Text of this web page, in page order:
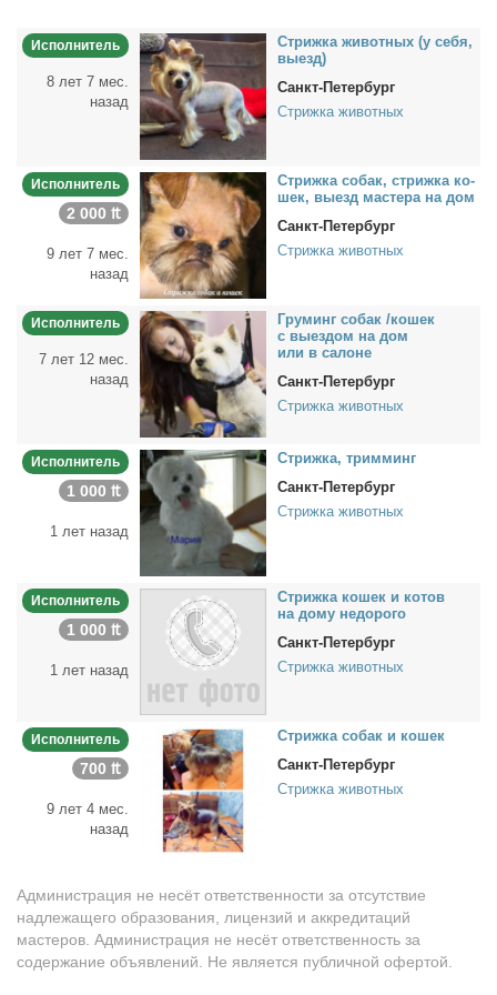
Исполнитель
8 лет 7 мес.
назад
Стриж­ка жи­вот­ных (у се­бя,
вы­езд)
Санкт-Петербург
Стрижка животных
Исполнитель
2 000 ₶
9 лет 7 мес.
назад
Стриж­ка со­бак, стриж­ка ко­
шек, вы­езд ма­сте­ра на дом
Санкт-Петербург
Стрижка животных
Исполнитель
7 лет 12 мес.
назад
Гру­минг со­бак /ко­шек
с вы­ез­дом на дом
или в са­лоне
Санкт-Петербург
Стрижка животных
Исполнитель
1 000 ₶
1 лет назад
Стриж­ка, трим­минг
Санкт-Петербург
Стрижка животных
Исполнитель
1 000 ₶
1 лет назад
Стриж­ка ко­шек и ко­тов
на до­му недо­ро­го
Санкт-Петербург
Стрижка животных
Исполнитель
700 ₶
9 лет 4 мес.
назад
Стриж­ка со­бак и ко­шек
Санкт-Петербург
Стрижка животных
Администрация не несёт ответственности за отсутствие
надлежащего образования, лицензий и аккредитаций
мастеров. Администрация не несёт ответственность за
содержание объявлений. Не является публичной офертой.